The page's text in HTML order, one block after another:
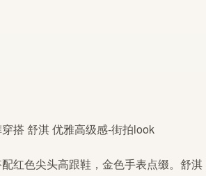
红色尖头高跟鞋，金色手表点缀。舒淇